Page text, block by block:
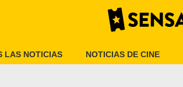
LAS NOTICIAS NOTICIAS DE CINE